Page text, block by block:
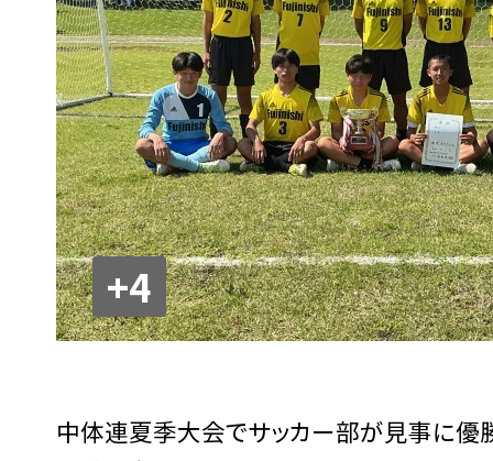
+4
中体連夏季大会でサッカー部が見事に優